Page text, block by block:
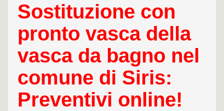
Sostituzione con
pronto vasca della
vasca da bagno nel
comune di Siris:
Preventivi online!